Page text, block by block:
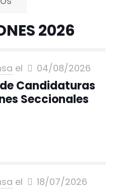
2026
el 04/08/2026
Candidaturas
Seccionales
el 18/07/2026